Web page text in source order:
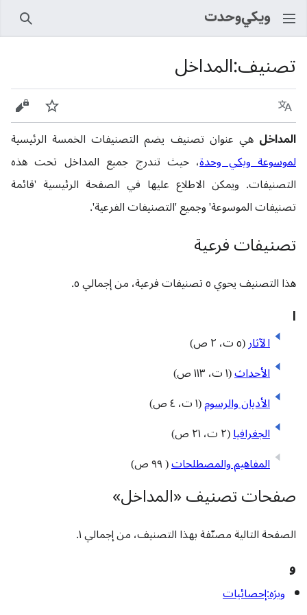
بحث
تصنيف:المداخل
اللغة راقب
المداخل هي عنوان تصنيف يضم التصنيفات الخمسة الرئيسية
لموسوعة ويكي وحدة، حيث تندرج جميع المداخل تحت هذه
التصنيفات. ويمكن الاطلاع عليها في الصفحة الرئيسية 'قائمة
تصنيفات الموسوعة' وجميع 'التصنيفات الفرعية'.
تصنيفات فرعية
هذا التصنيف يحوي ٥ تصنيفات فرعية، من إجمالي ٥.
ا
الآثار(٥ ت، ٢ ص)
الأحداث(١ ت، ١١٣ ص)
الأديان والرسوم(١ ت، ٤ ص)
الجغرافيا(٢ ت، ٢١ ص)
المفاهيم والمصطلحات( ٩٩ ص)
صفحات تصنيف «المداخل»
الصفحة التالية مصنّفة بهذا التصنيف، من إجمالي ١.
و
ویژه:إحصائيات